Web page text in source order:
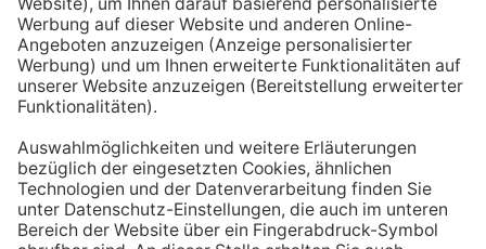
Tipp #3: Vor und während jeder Mahlzeit
ein Glas Wasser trinken
Dadurch verknüpfst du das Trinken mit einem Ereignis.
einer Mahlzeit trinken, unterstützt du außerdem die
Produktion von Verdauungssäften. Zusätzlich fördert
das Trinken während des Essens das Sättigungsgefühl.